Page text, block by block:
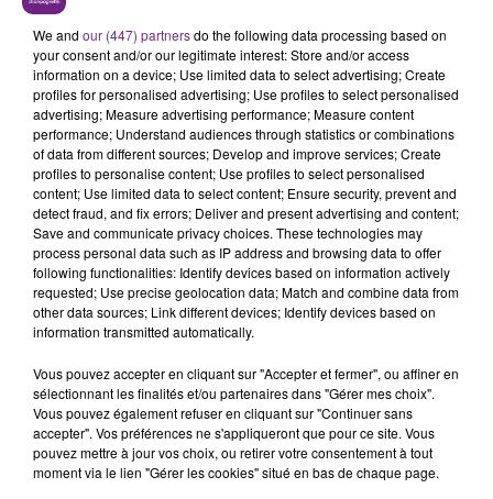
FIL D'ACTU
SI TOUT LE MONDE FAIT ÇA, MOI L'ANNÉE
PROCHAINE JE VENDANGE EN...
La vendange en Champagne a débuté ce jeudi 6
août dans la commune de Montgueux (Aube). Du
We and our (447) partnersdo the following data processing based on
your consent and/or our legitimate interest: Store and/or access
information on a device; Use limited data to select advertising; Create
profiles for personalised advertising; Use profiles to select personalised
advertising; Measure advertising performance; Measure content
performance; Understand audiences through statistics or combinations
of data from different sources; Develop and improve services; Create
profiles to personalise content; Use profiles to select personalised
content; Use limited data to select content; Ensure security, prevent and
detect fraud, and fix errors; Deliver and present advertising and content;
Save and communicate privacy choices. These technologies may
process personal data such as IP address and browsing data to offer
following functionalities: Identify devices based on information actively
requested; Use precise geolocation data; Match and combine data from
other data sources; Link different devices; Identify devices based on
information transmitted automatically.
Vous pouvez accepter en cliquant sur "Accepter et fermer", ou affiner en
sélectionnant les finalités et/ou partenaires dans "Gérer mes choix".
Vous pouvez également refuser en cliquant sur "Continuer sans
accepter". Vos préférences ne s'appliqueront que pour ce site. Vous
pouvez mettre à jour vos choix, ou retirer votre consentement à tout
moment via le lien "Gérer les cookies" situé en bas de chaque page.